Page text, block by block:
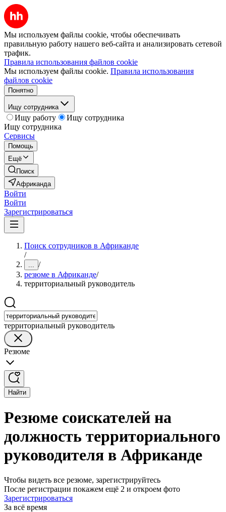
Мы используем файлы cookie, чтобы обеспечивать
правильную работу нашего веб-сайта и анализировать сетевой
трафик.
Правила использования файлов cookie
Мы используем файлы cookie. Правила использования
файлов cookie
Понятно
Ищу сотрудника
Ищу работу
Ищу сотрудника
Ищу сотрудника
Сервисы
Помощь
Ещё
Поиск
Африканда
Войти
Войти
Зарегистрироваться
Поиск сотрудников в Африканде
/
... /
резюме в Африканде/
территориальный руководитель
территориальный руководитель
Резюме
Найти
Резюме соискателей на
должность территориального
руководителя в Африканде
Чтобы видеть все резюме, зарегистрируйтесь
После регистрации покажем ещё 2 и откроем фото
Зарегистрироваться
За всё время